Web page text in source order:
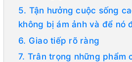
5. Tận hưởng cuộc sống
không bị ám ảnh và để nó
6. Giao tiếp rõ ràng
7. Trân trọng những phẩm